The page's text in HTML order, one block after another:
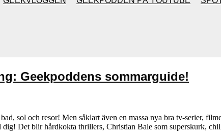
& FILIPH
GEEKPODDENS
JULSPECIALER 2013
Geekpoddens sommarguide!
sol och resor! Men såklart även en massa nya bra tv-serier,
dig! Det blir hårdkokta thrillers, Christian Bale som superskurk,